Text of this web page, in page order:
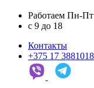
Работаем Пн-Пт
c 9 до 18
Контакты
+375 17 3881018